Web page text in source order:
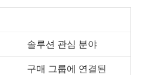
솔루션 관심 분야
구매 그룹에 연결된